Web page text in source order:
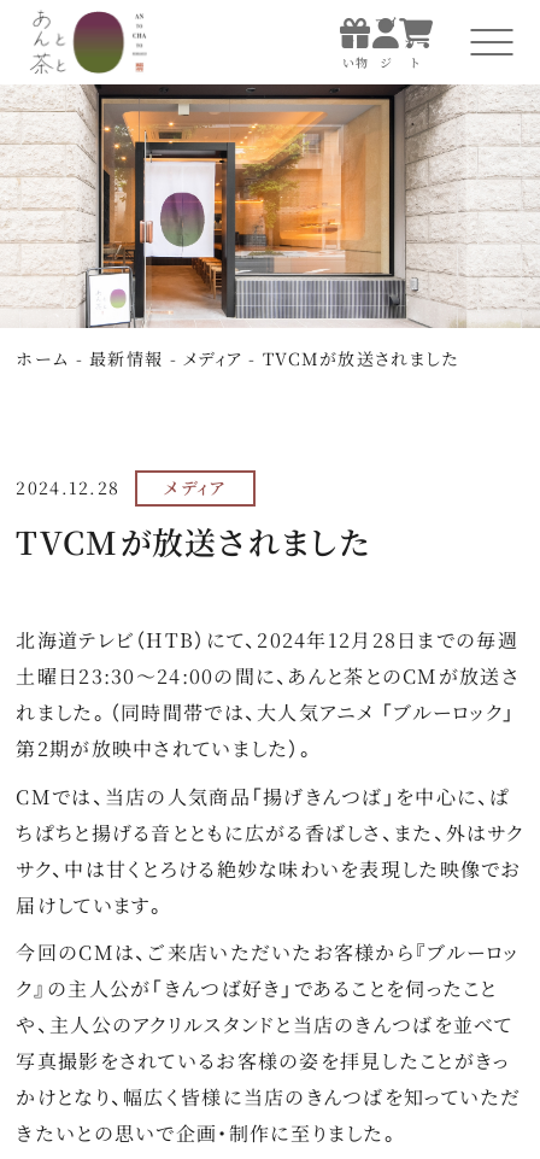
お買
い物
マイ
ペー
ジ
カー
ト
お買
い物
ペーカー
ホーム
あんと茶について
すべての商品
知る・体験する
特集
最新情報
プライバシーポリシー
特定商取引法に関する表記
サイトマップ
お問い合わせ
ホーム -最新情報 - メディア -TVCMが放送されました
2024.12.28 メディア
TVCMが放送されました
北海道テレビ（HTB）にて、2024年12月28日までの毎週
土曜日23:30～24:00の間に、あんと茶とのCMが放送さ
れました。（同時間帯では、大人気アニメ 「ブルーロック」
第2期が放映中されていました）。
CMでは、当店の人気商品「揚げきんつば」を中心に、ぱ
ちぱちと揚げる音とともに広がる香ばしさ、また、外はサク
サク、中は甘くとろける絶妙な味わいを表現した映像でお
届けしています。
今回のCMは、ご来店いただいたお客様から『ブルーロッ
ク』の主人公が「きんつば好き」であることを伺ったこと
や、主人公のアクリルスタンドと当店のきんつばを並べて
写真撮影をされているお客様の姿を拝見したことがきっ
かけとなり、幅広く皆様に当店のきんつばを知っていただ
きたいとの思いで企画・制作に至りました。